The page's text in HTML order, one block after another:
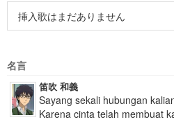
挿入歌はまだありません
名言
笛吹 和義
Sayang sekali hubungan
Karena cinta telah membuat